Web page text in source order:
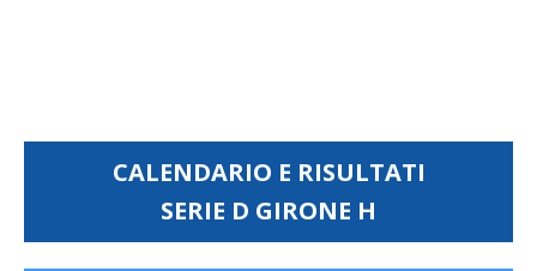
CALENDARIO E RISULTATI
SERIE D GIRONE H